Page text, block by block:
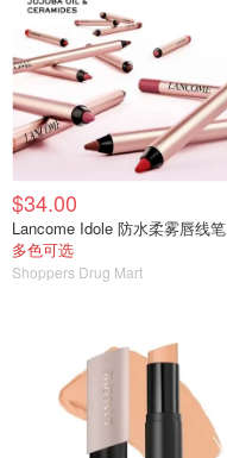
$34.00
Lancome Idole 防水柔雾唇线笔
多色可选
Shoppers Drug Mart